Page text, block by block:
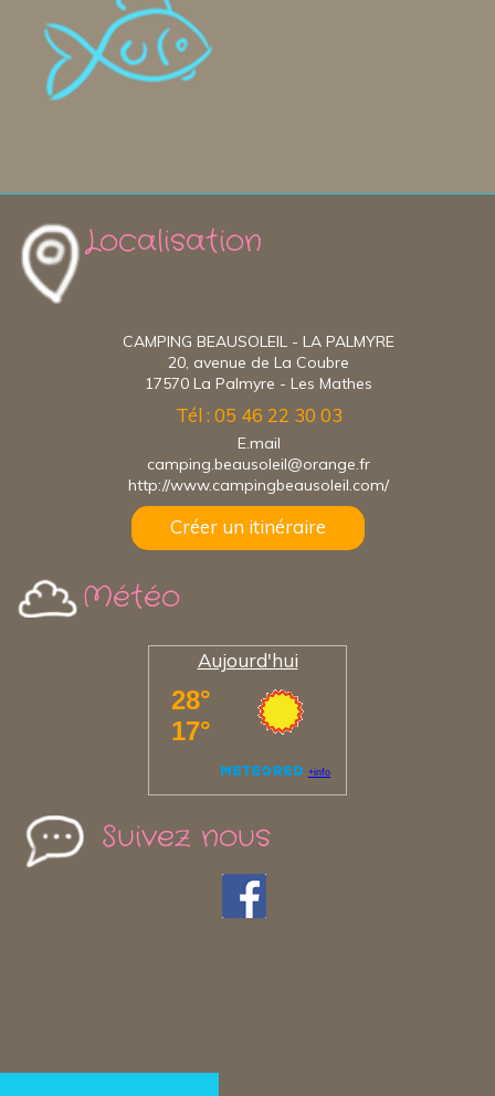
Localisation
CAMPING BEAUSOLEIL - LA PALMYRE
20, avenue de La Coubre
17570 La Palmyre - Les Mathes
Tél : 05 46 22 30 03
E.mail
camping.beausoleil@orange.fr
http://www.campingbeausoleil.com/
Créer un itinéraire
Météo
Aujourd'hui
Suivez nous